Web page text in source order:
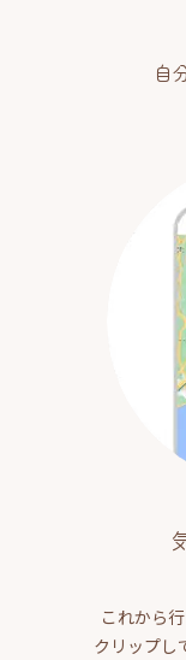
自
これから
クリップし